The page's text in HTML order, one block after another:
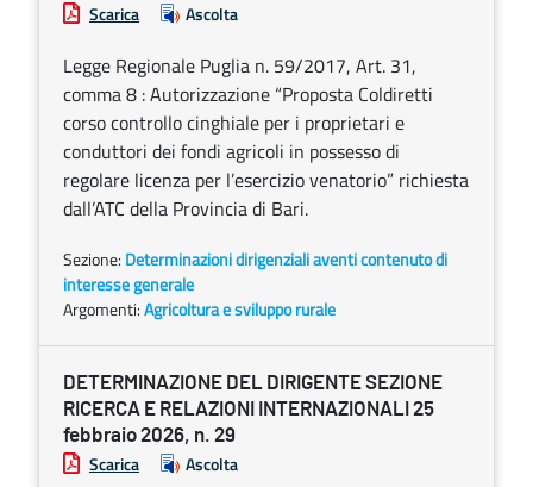
Scarica Ascolta
Legge Regionale Puglia n. 59/2017, Art. 31,
comma 8 : Autorizzazione “Proposta Coldiretti
corso controllo cinghiale per i proprietari e
conduttori dei fondi agricoli in possesso di
regolare licenza per l’esercizio venatorio” richiesta
dall’ATC della Provincia di Bari.
Sezione: Determinazioni dirigenziali aventi contenuto di
interesse generale
Argomenti:Agricoltura e sviluppo rurale
DETERMINAZIONE DEL DIRIGENTE SEZIONE
RICERCA E RELAZIONI INTERNAZIONALI 25
febbraio 2026, n. 29
Scarica Ascolta